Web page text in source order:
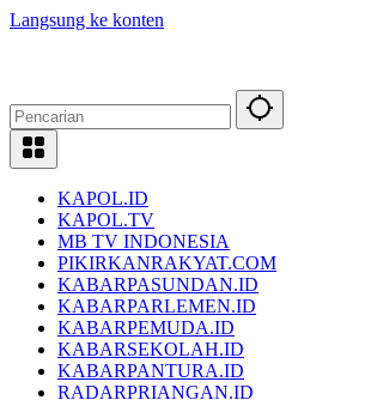
Langsung ke konten
KAPOL.ID
KAPOL.TV
MB TV INDONESIA
PIKIRKANRAKYAT.COM
KABARPASUNDAN.ID
KABARPARLEMEN.ID
KABARPEMUDA.ID
KABARSEKOLAH.ID
KABARPANTURA.ID
RADARPRIANGAN.ID